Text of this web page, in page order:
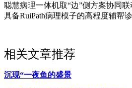
聪慧病理一体机取“边”侧方案协同
具备RuiPath病理模子的高程度辅帮
相关文章推荐
沉现“一夜鱼的盛景